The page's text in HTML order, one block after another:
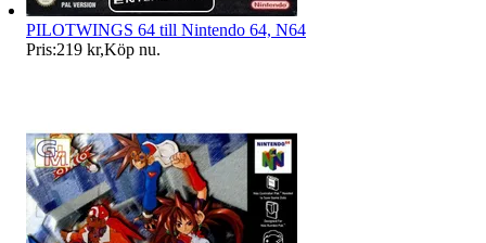
PILOTWINGS 64 till Nintendo 64, N64
Pris:219 kr,Köp nu.